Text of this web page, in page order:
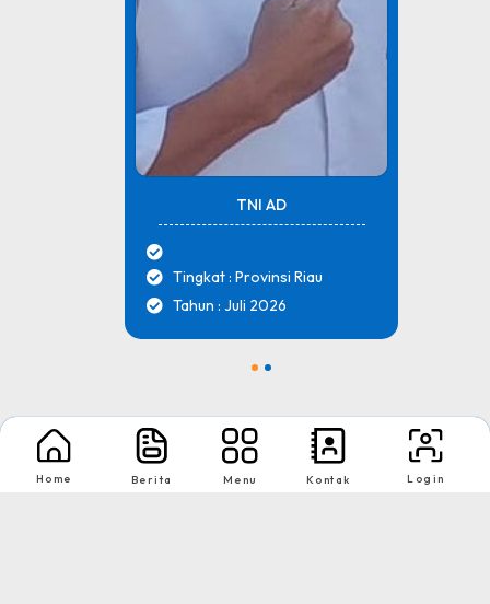
TNI AD
Tingkat : Provinsi Riau
Tahun : Juli 2026
Nikmati Cara Mudah dan Menyenangkan Ketika Membaca Buku, Update
Informasi Sekolah Hanya Dalam Genggaman
Home Berita Menu Kontak Login